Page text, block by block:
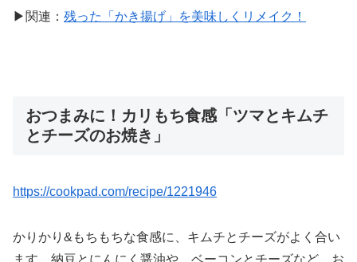
▶関連： 残った「かき揚げ」を美味しくリメイク！
おつまみに！カリもち食感「ツマとキムチ
とチーズのお焼き」
https://cookpad.com/recipe/1221946
かりかり&もちもちな食感に、キムチとチーズがよく合い
ます。納豆とにんにく醤油や、ベーコンとチーズなど、お